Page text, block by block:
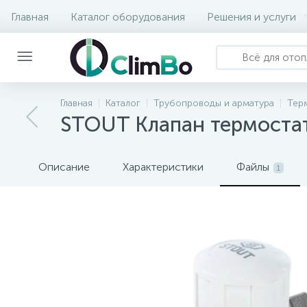
Главная Каталог оборудования Решения и услуги
Главная Каталог Трубопроводы и арматура
STOUT Клапан
Описание Характеристики Файлы 1